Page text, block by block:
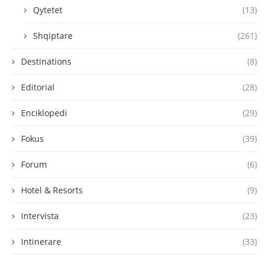
Qytetet (13)
Shqiptare (261)
Destinations (8)
Editorial (28)
Enciklopedi (29)
Fokus (39)
Forum (6)
Hotel & Resorts (9)
Intervista (23)
Intinerare (33)